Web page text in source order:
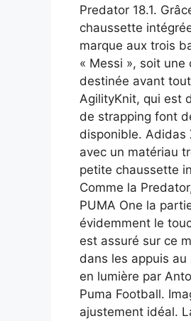
Predator 18.1.
chaussette
marque aux trois
« Messi », soit une
destinée avant
AgilityKnit, qui est
de strapping font
disponible. Adidas
avec un matériau
petite chaussette
Comme la
PUMA One la
évidemment le
est assuré sur ce
dans les appuis
en lumière par
Puma Football.
ajustement idéal.